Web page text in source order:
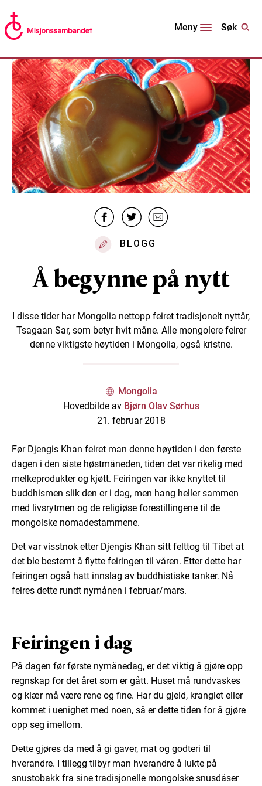
Meny Søk
BLOGG
Å begynne på nytt
I disse tider har Mongolia nettopp feiret tradisjonelt nyttår,
Tsagaan Sar, som betyr hvit måne. Alle mongolere feirer
denne viktigste høytiden i Mongolia, også kristne.
Mongolia
Hovedbilde av Bjørn Olav Sørhus
21. februar 2018
Før Djengis Khan feiret man denne høytiden i den første
dagen i den siste høstmåneden, tiden det var rikelig med
melkeprodukter og kjøtt. Feiringen var ikke knyttet til
buddhismen slik den er i dag, men hang heller sammen
med livsrytmen og de religiøse forestillingene til de
mongolske nomadestammene.
Det var visstnok etter Djengis Khan sitt felttog til Tibet at
det ble bestemt å flytte feiringen til våren. Etter dette har
feiringen også hatt innslag av buddhistiske tanker. Nå
feires dette rundt nymånen i februar/mars.
Feiringen i dag
På dagen før første nymånedag, er det viktig å gjøre opp
regnskap for det året som er gått. Huset må rundvaskes
og klær må være rene og fine. Har du gjeld, kranglet eller
kommet i uenighet med noen, så er dette tiden for å gjøre
opp seg imellom.
Dette gjøres da med å gi gaver, mat og godteri til
hverandre. I tillegg tilbyr man hverandre å lukte på
snustobakk fra sine tradisjonelle mongolske snusdåser